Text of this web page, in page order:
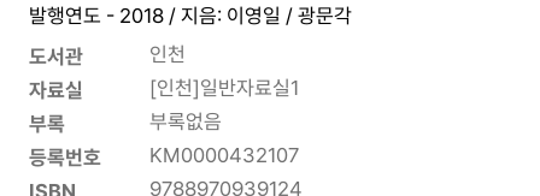
발행연도 - 2018 / 지음: 이영일 / 광문각
도서관
인천
자료실
[인천]일반자료실1
부록
부록없음
등록번호
KM0000432107
ISBN
9788970939124